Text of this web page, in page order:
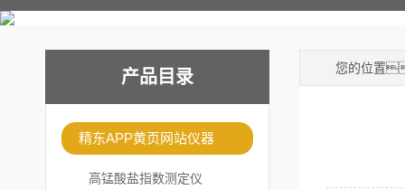
产品目录
精东APP黄页网站仪器
高锰酸盐指数测定仪
您的位